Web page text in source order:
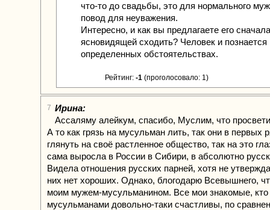
что-то до свадьбы, это для нормального
повод для неуважения.
Интересно, и как вы предлагаете его
ясновидящей сходить? Человек и познается
определенных обстоятельствах.
Рейтинг: -1 (проголосовало: 1)
7 Ирина:
Ассаляму алейкум, спасибо, Муслим, что
А то как грязь на мусульман лить, так они в первых
глянуть на своё растленное общество, так на это
сама выросла в России в Сибири, в абсолютно
Видела отношения русских парней, хотя не
них нет хороших. Однако, блогодарю Всевышнего,
моим мужем-мусульманином. Все мои знакомые,
мусульманами довольно-таки счастливы, по